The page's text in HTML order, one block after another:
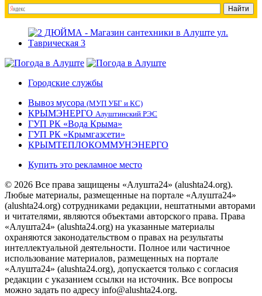
Городские службы
Вывоз мусора (МУП УБГ и КС)
КРЫМЭНЕРГО Алуштинский РЭС
ГУП РК «Вода Крыма»
ГУП РК «Крымгазсети»
КРЫМТЕПЛОКОММУНЭНЕРГО
Купить это рекламное место
© 2026 Все права защищены «Алушта24» (alushta24.org).
Любые материалы, размещенные на портале «Алушта24»
(alushta24.org) сотрудниками редакции, нештатными авторами
и читателями, являются объектами авторского права. Права
«Алушта24» (alushta24.org) на указанные материалы
охраняются законодательством о правах на результаты
интеллектуальной деятельности. Полное или частичное
использование материалов, размещенных на портале
«Алушта24» (alushta24.org), допускается только с согласия
редакции с указанием ссылки на источник. Все вопросы
можно задать по адресу info@alushta24.org.